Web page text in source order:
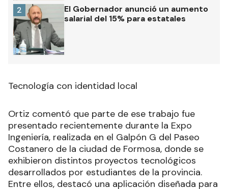
El Gobernador anunció un aumento
salarial del 15% para estatales
2
Tecnología con identidad local
Ortiz comentó que parte de ese trabajo fue
presentado recientemente durante la Expo
Ingeniería, realizada en el Galpón G del Paseo
Costanero de la ciudad de Formosa, donde se
exhibieron distintos proyectos tecnológicos
desarrollados por estudiantes de la provincia.
Entre ellos, destacó una aplicación diseñada para